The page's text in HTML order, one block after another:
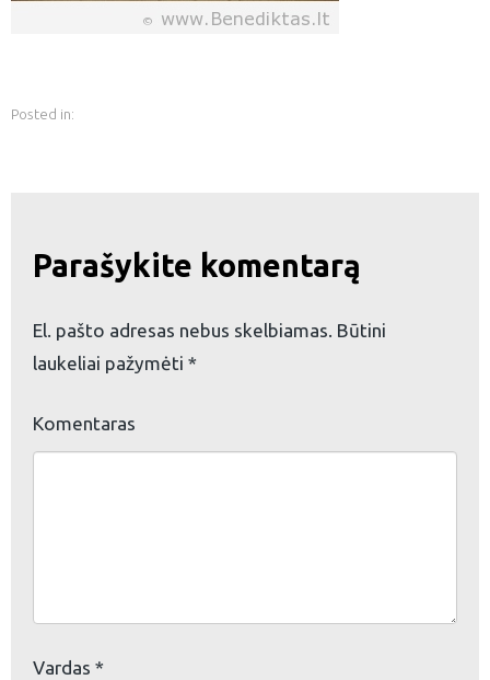
Posted in:
Parašykite komentarą
El. pašto adresas nebus skelbiamas. Būtini
laukeliai pažymėti *
Komentaras
Vardas *